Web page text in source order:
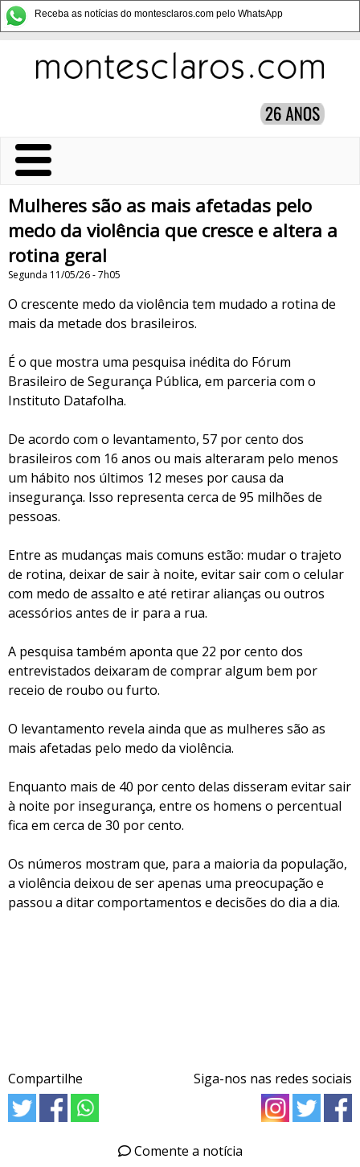
Receba as notícias do montesclaros.com pelo WhatsApp
Mulheres são as mais afetadas pelo
medo da violência que cresce e altera a
rotina geral
Segunda 11/05/26 - 7h05
O crescente medo da violência tem mudado a rotina de
mais da metade dos brasileiros.
É o que mostra uma pesquisa inédita do Fórum
Brasileiro de Segurança Pública, em parceria com o
Instituto Datafolha.
De acordo com o levantamento, 57 por cento dos
brasileiros com 16 anos ou mais alteraram pelo menos
um hábito nos últimos 12 meses por causa da
insegurança. Isso representa cerca de 95 milhões de
pessoas.
Entre as mudanças mais comuns estão: mudar o trajeto
de rotina, deixar de sair à noite, evitar sair com o celular
com medo de assalto e até retirar alianças ou outros
acessórios antes de ir para a rua.
A pesquisa também aponta que 22 por cento dos
entrevistados deixaram de comprar algum bem por
receio de roubo ou furto.
O levantamento revela ainda que as mulheres são as
mais afetadas pelo medo da violência.
Enquanto mais de 40 por cento delas disseram evitar sair
à noite por insegurança, entre os homens o percentual
fica em cerca de 30 por cento.
Os números mostram que, para a maioria da população,
a violência deixou de ser apenas uma preocupação e
passou a ditar comportamentos e decisões do dia a dia.
Compartilhe Siga-nos nas redes sociais
Comente a notícia